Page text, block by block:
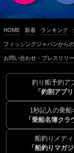
HOME 新着 ランキング
フィッシングジャパンから
お問い合わせ・プレスリリ
釣り船予約ア
「釣割アプリ
1秒記入の乗船
「乗船名簿クラ
船釣りメデ
「船釣りマガジ